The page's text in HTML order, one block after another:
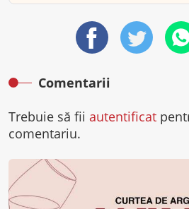
Comentarii
Trebuie să fii autentificat
comentariu.